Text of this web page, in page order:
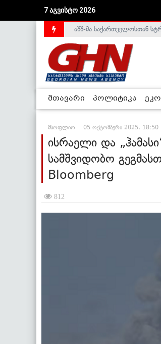
7 აგვისტო 2026
საქართველოს დე-ფაქტო
აშშ-მა საქართველოსთან
მთავარი პოლიტიკა
მსოფლიო 05 ოქტომბერი 2025, 18:50
ისრაელი და
სამშვიდობო
Bloomberg
812